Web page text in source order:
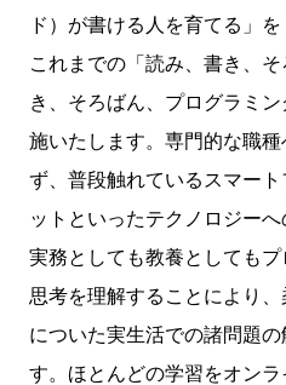
ド）が書ける人を育てる」
これまでの「読み、書き、
き、そろばん、プログラミ
施いたします。専門的な職
ず、普段触れているスマー
ットといったテクノロジーへ
実務としても教養としても
思考を理解することにより
についた実生活での諸問題
す。ほとんどの学習をオン